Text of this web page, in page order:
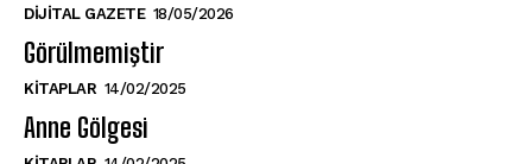
DIJITAL GAZETE 18/05/2026
Görülmemiştir
KITAPLAR 14/02/2025
Anne Gölgesi